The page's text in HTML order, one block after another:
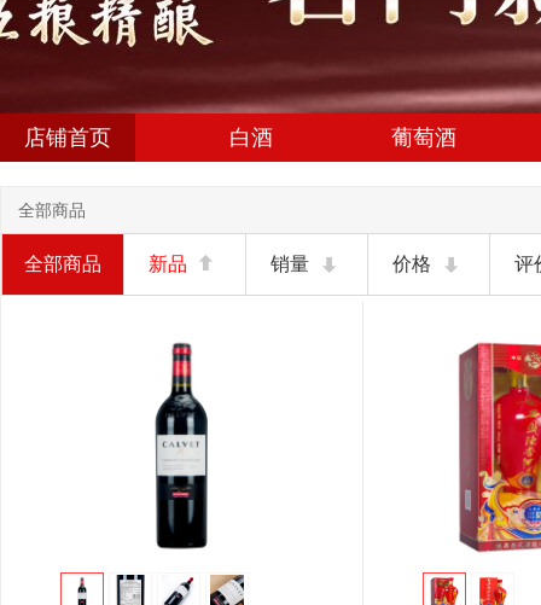
店铺首页 白酒 葡萄酒
全部商品
全部商品 新品 销量 价格 评